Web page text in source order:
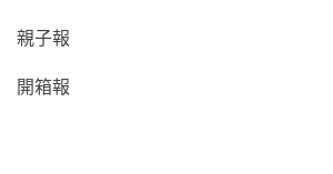
親子報
開箱報